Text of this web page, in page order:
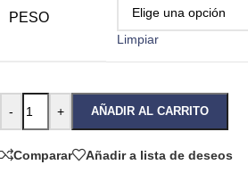
PESO
Limpiar
- + AÑADIR AL CARRITO
Comparar Añadir a lista de deseos